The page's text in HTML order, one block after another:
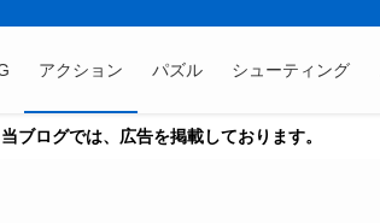
アクション パズル シューティング
当ブログでは、広告を掲載しております。